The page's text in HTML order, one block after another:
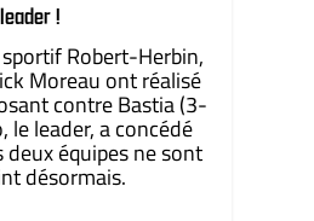
!
Robert-Herbin,
Moreau ont réalisé
contre Bastia (3-
le leader, a concédé
deux équipes ne sont
désormais.